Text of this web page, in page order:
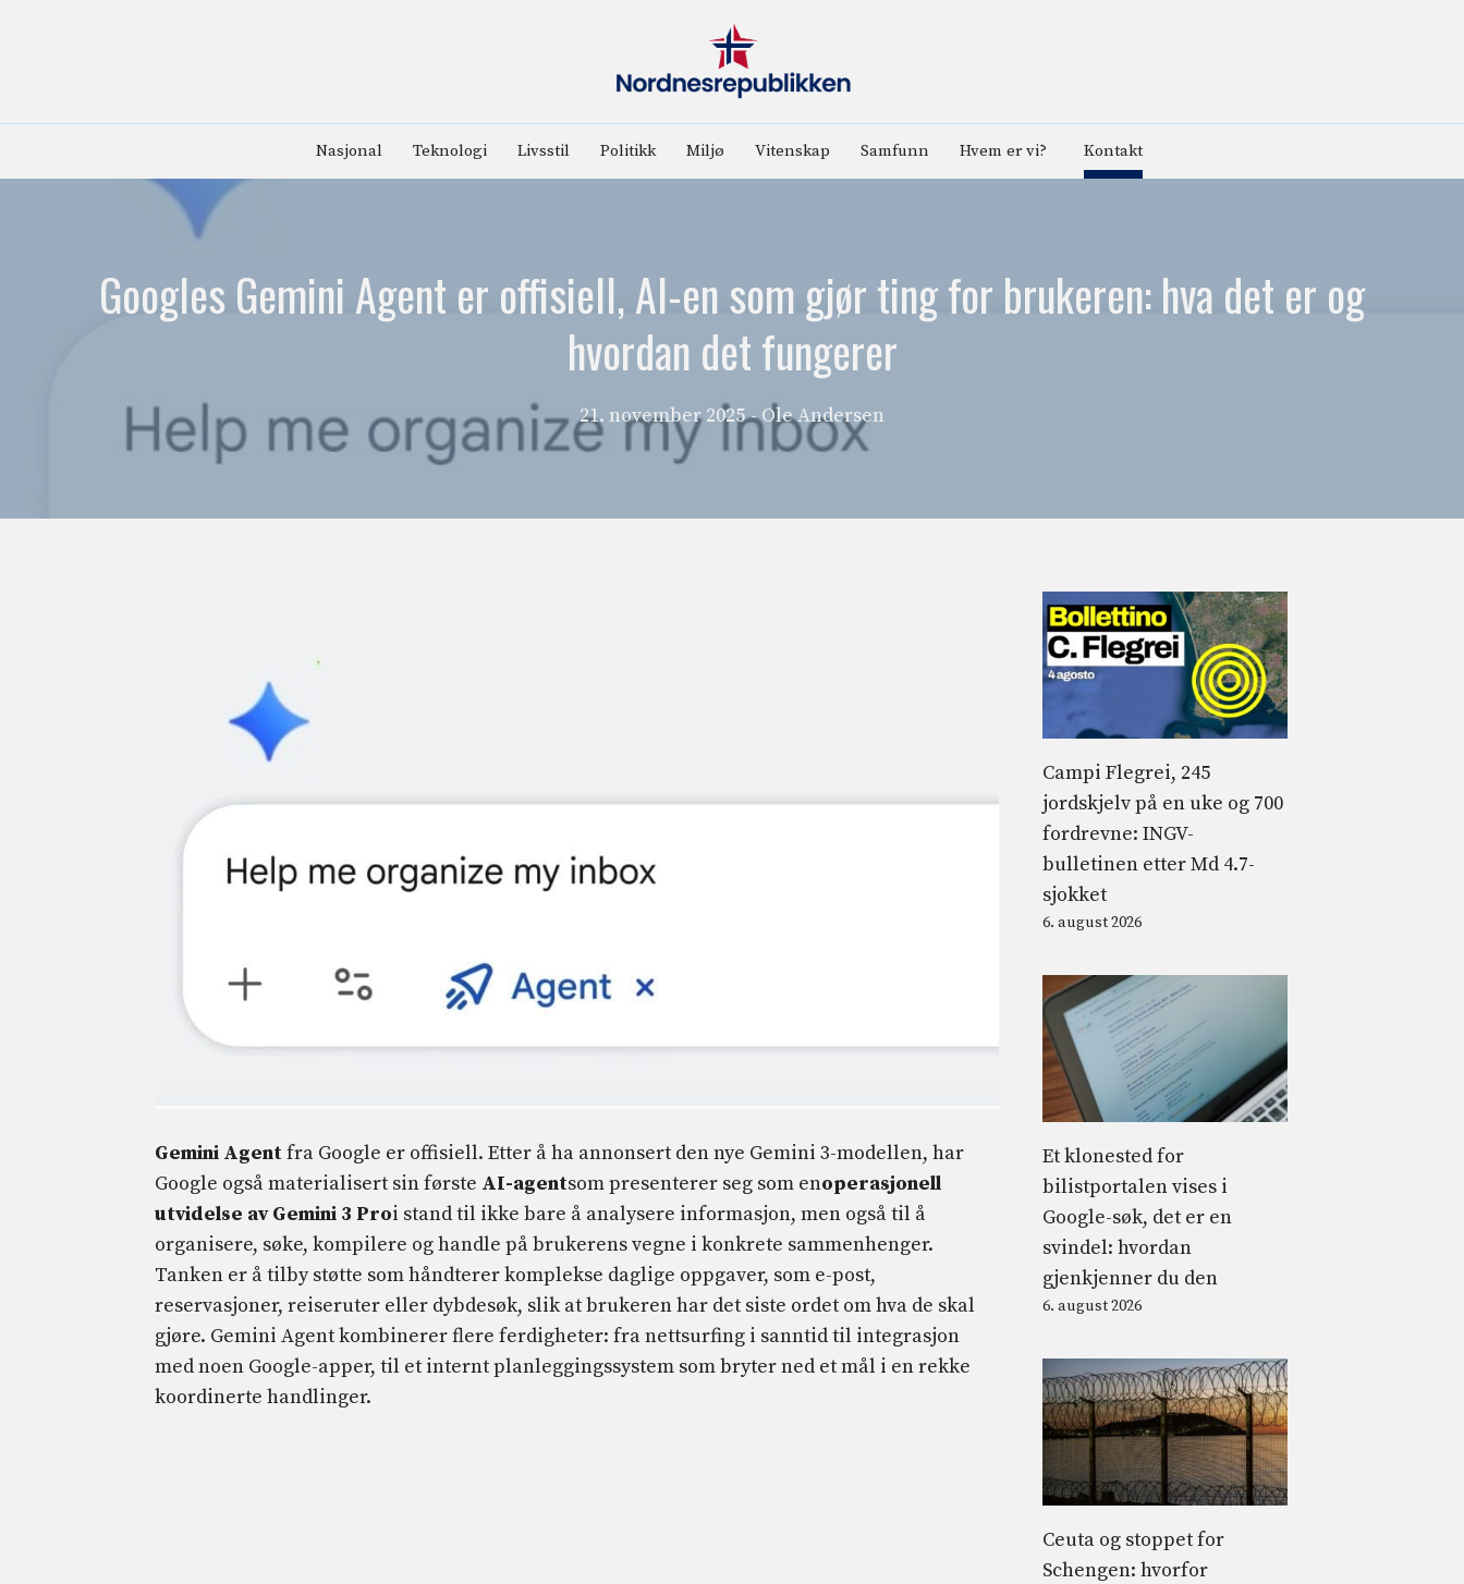
Nasjonal Teknologi Livsstil Politikk Miljø Vitenskap Samfunn Hvem er vi? Kontakt
Googles Gemini Agent er offisiell, AI-en som gjør ting for brukeren: hva det er og
hvordan det fungerer
21. november 2025 - Ole Andersen
Gemini Agentfra Google er offisiell. Etter å ha annonsert den nye Gemini 3-modellen, har
Google også materialisert sin første AI-agentsom presenterer seg som enoperasjonell
utvidelse av Gemini 3 Proi stand til ikke bare å analysere informasjon, men også til å
organisere, søke, kompilere og handle på brukerens vegne i konkrete sammenhenger.
Tanken er å tilby støtte som håndterer komplekse daglige oppgaver, som e-post,
reservasjoner, reiseruter eller dybdesøk, slik at brukeren har det siste ordet om hva de skal
gjøre. Gemini Agent kombinerer flere ferdigheter: fra nettsurfing i sanntid til integrasjon
med noen Google-apper, til et internt planleggingssystem som bryter ned et mål i en rekke
koordinerte handlinger.
Campi Flegrei, 245
jordskjelv på en uke og 700
fordrevne: INGV-
bulletinen etter Md 4.7-
sjokket
6. august 2026
Et klonested for
bilistportalen vises i
Google-søk, det er en
svindel: hvordan
gjenkjenner du den
6. august 2026
Ceuta og stoppet for
Schengen: hvorfor